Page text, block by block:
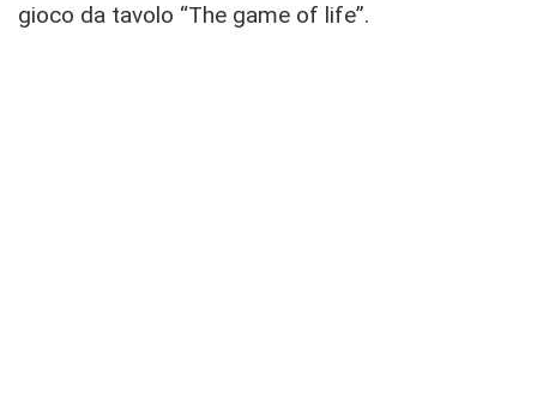
gioco da tavolo “The game of life”.